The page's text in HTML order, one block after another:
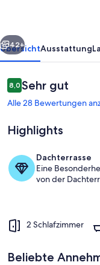
Torrox
und
Nerja,
in
Weiter
42+
ÜbersichtAusstattung
Bewertungen
8,08,0 von 10.
Sehr gut
Alle 28 Bewertungen
Highlights
Dachterrasse
Eine
von der
2 Schlafzimmer
Beliebte